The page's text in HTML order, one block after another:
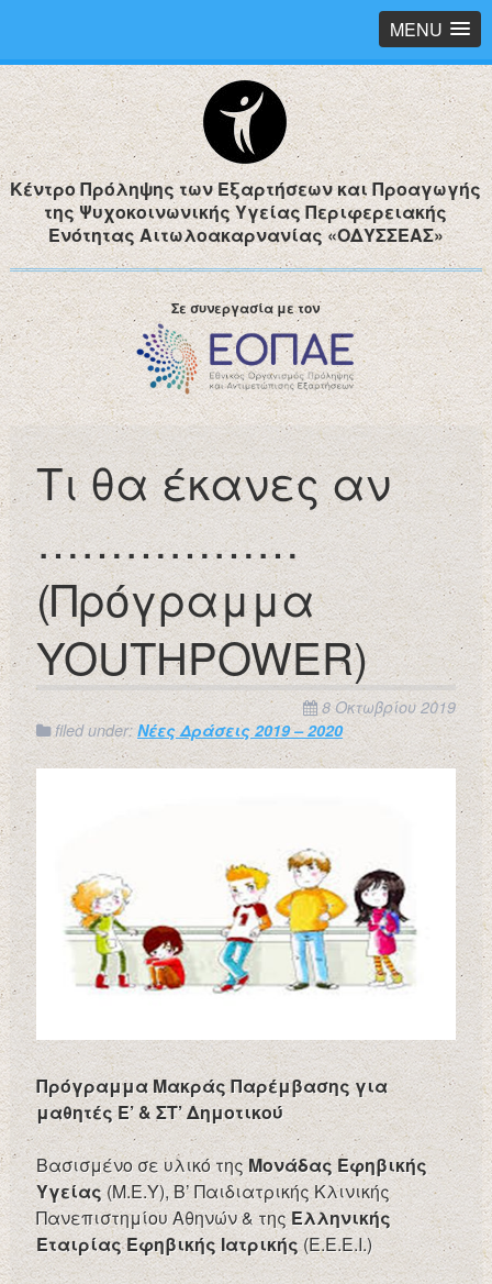
MENU
Κέντρο Πρόληψης των Εξαρτήσεων και Προαγωγής
της Ψυχοκοινωνικής Υγείας Περιφερειακής
Ενότητας Αιτωλοακαρνανίας «ΟΔΥΣΣΕΑΣ»
Σε συνεργασία με τον
Τι θα έκανες αν
………………
(Πρόγραμμα
YOUTHPOWER)
8 Οκτωβρίου 2019
filed under: Νέες Δράσεις 2019 – 2020
Πρόγραμμα Μακράς Παρέμβασης για
μαθητές Ε’ & ΣΤ’ Δημοτικού
Βασισμένο σε υλικό τηςΜονάδας Εφηβικής
Υγείας (Μ.Ε.Υ), Β’ Παιδιατρικής Κλινικής
Πανεπιστημίου Αθηνών & τηςΕλληνικής
Εταιρίας Εφηβικής Ιατρικής(Ε.Ε.Ε.Ι.)